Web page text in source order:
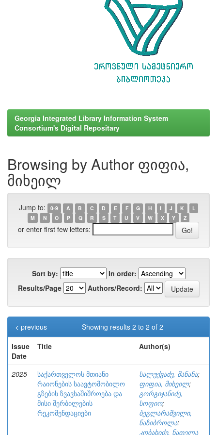
Georgia Integrated Library Information System
Consortium's Digital Repositary
Browsing by Author ფიფია,
მიხეილ
Jump to: 0-9 A B C D E F G H I J K
L
M
N O P Q R S T U V W X Y Z
or enter first few letters:
Sort by:
In order:
Results/Page
Authors/Record:
Showing results 2 to 2 of 2
< previous
Issue
Date
Title Author(s)
2025
საქართველოს მთიანი
რაიონების საავტომობილო
გზების ზვავსაშიშროება და
მისი შერბილების
რეკომენდაციები
სალუქვაძე, მანანა;
ფიფია, მიხეილ;
გორგიჯანიძე,
სოფიო;
ბეგლარაშვილი,
ნაზიბროლა;
კობახიძე, ნათელა